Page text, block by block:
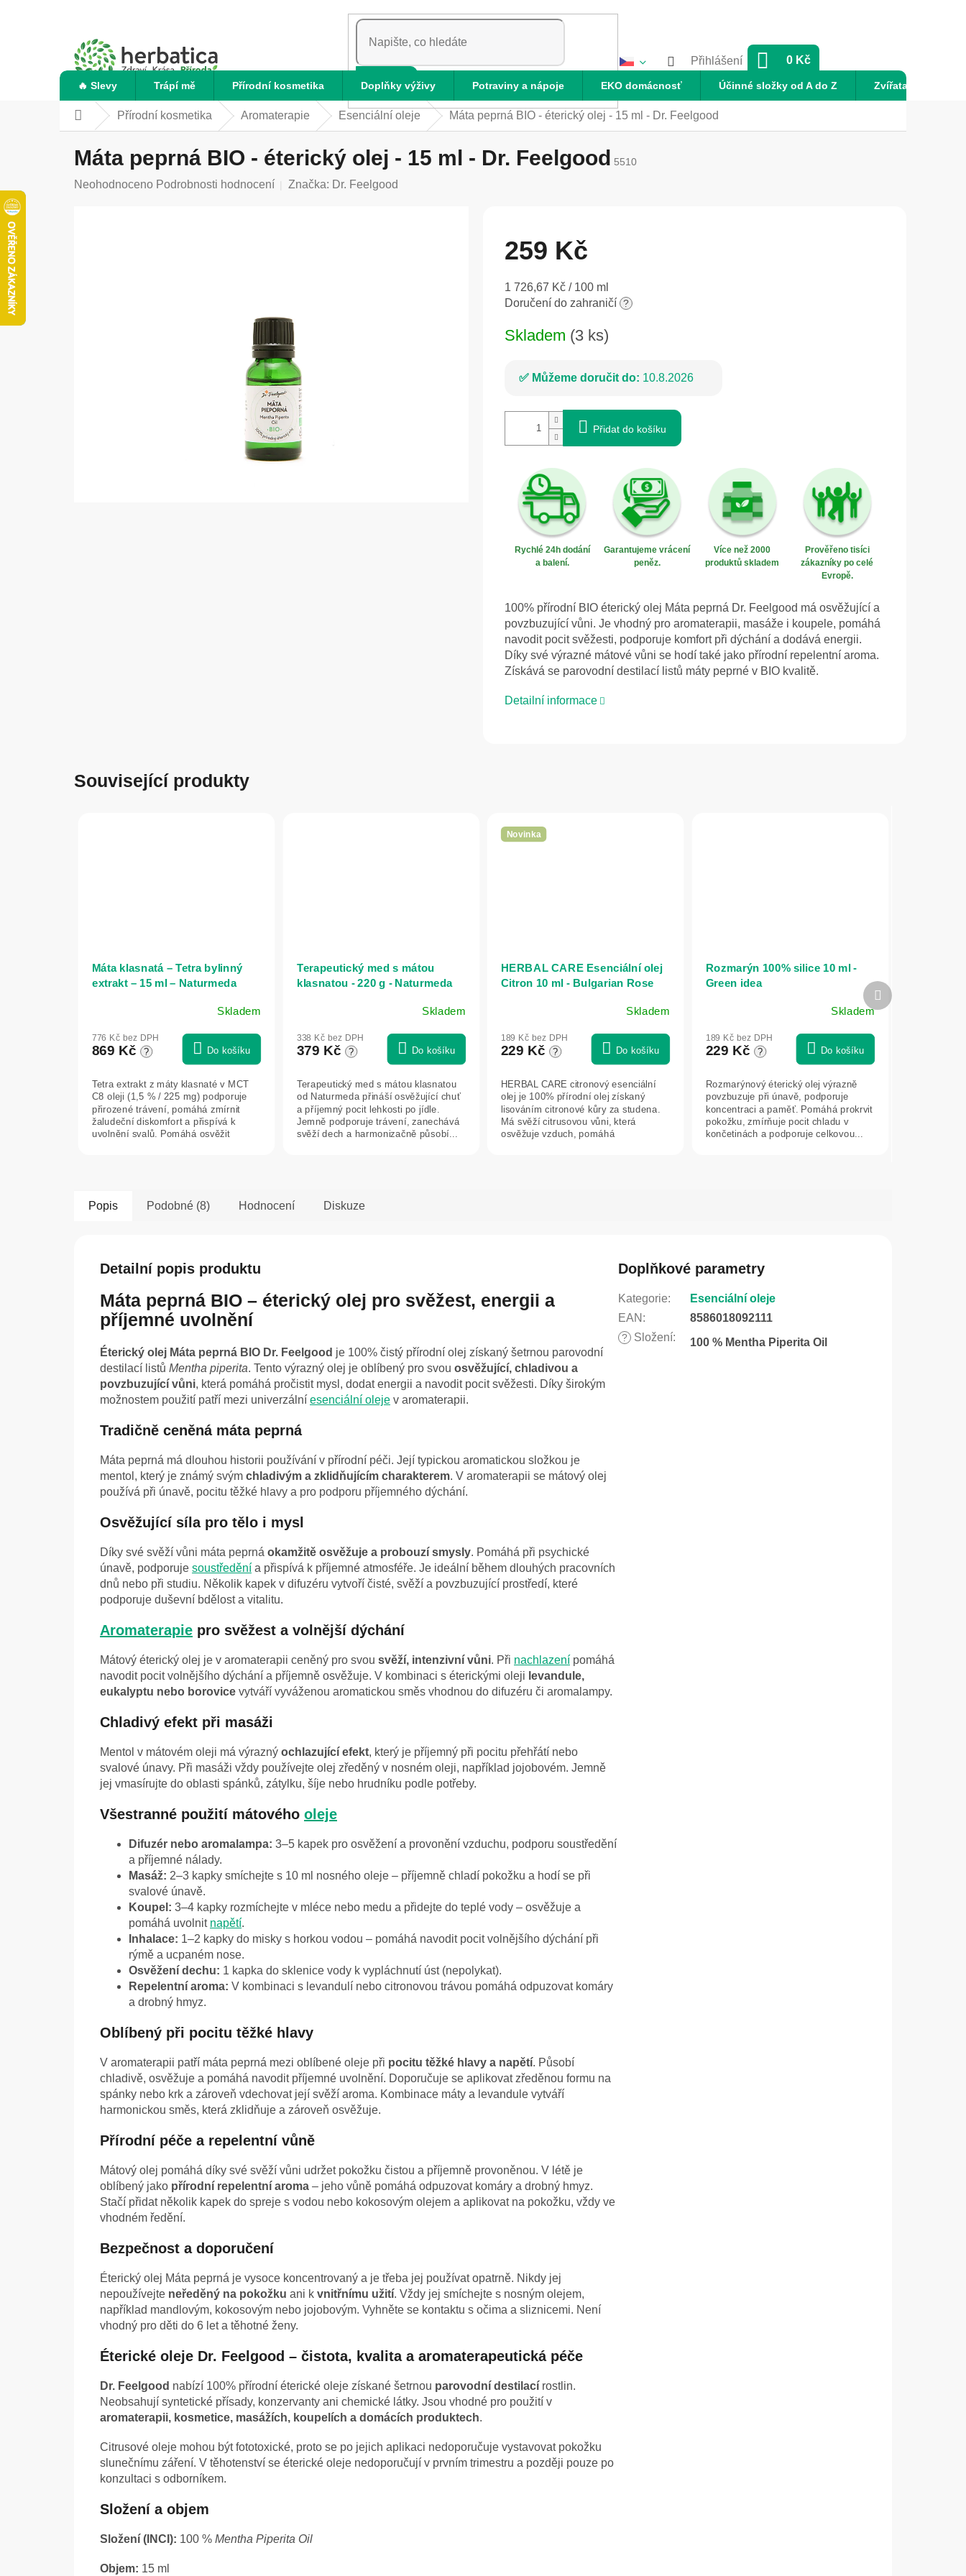
HLEDAT
Přihlášení
NÁKUPNÍ
0 Kč
🔥 Slevy Trápí mě Přírodní kosmetika Doplňky výživy Potraviny a nápoje EKO domácnosť Účinné složky od A do Z Zvířata
Domů Přírodní kosmetika Aromaterapie Esenciální oleje Máta peprná BIO - éterický olej - 15 ml - Dr. Feelgood
Máta peprná BIO - éterický olej - 15 ml - Dr. Feelgood 5510
Průměrné
Neohodnoceno Podrobnosti hodnocení Značka: Dr. Feelgood
259 Kč
Měrná
cena:
1 726,67 Kč / 100 ml
Doručení do zahraničí ?
Skladem (3 ks)
Můžeme doručit do: 10.8.2026
Přidat do košíku
Rychlé 24h dodání
a balení.
Garantujeme vrácení
peněz.
Více než 2000
produktů skladem
Prověřeno tisíci
zákazníky po celé
Evropě.
100% přírodní BIO éterický olej Máta peprná Dr. Feelgood má osvěžující a
povzbuzující vůni. Je vhodný pro aromaterapii, masáže i koupele, pomáhá
navodit pocit svěžesti, podporuje komfort při dýchání a dodává energii.
Díky své výrazné mátové vůni se hodí také jako přírodní repelentní aroma.
Získává se parovodní destilací listů máty peprné v BIO kvalitě.
Detailní informace
Související produkty
Máta klasnatá – Tetra bylinný
extrakt – 15 ml – Naturmeda
Skladem
776 Kč bez DPH
869 Kč ? Do košíku
Tetra extrakt z máty klasnaté v MCT
C8 oleji (1,5 % / 225 mg) podporuje
přirozené trávení, pomáhá zmírnit
žaludeční diskomfort a přispívá k
uvolnění svalů. Pomáhá osvěžit
Terapeutický med s mátou
klasnatou - 220 g - Naturmeda
Skladem
338 Kč bez DPH
379 Kč ? Do košíku
Terapeutický med s mátou klasnatou
od Naturmeda přináší osvěžující chuť
a příjemný pocit lehkosti po jídle.
Jemně podporuje trávení, zanechává
svěží dech a harmonizačně působí...
Novinka
HERBAL CARE Esenciální olej
Citron 10 ml - Bulgarian Rose
Skladem
189 Kč bez DPH
229 Kč ? Do košíku
HERBAL CARE citronový esenciální
olej je 100% přírodní olej získaný
lisováním citronové kůry za studena.
Má svěží citrusovou vůni, která
osvěžuje vzduch, pomáhá
Rozmarýn 100% silice 10 ml -
Green idea
Skladem
189 Kč bez DPH
229 Kč ? Do košíku
Rozmarýnový éterický olej výrazně
povzbuzuje při únavě, podporuje
koncentraci a paměť. Pomáhá prokrvit
pokožku, zmírňuje pocit chladu v
končetinách a podporuje celkovou...
Další
produkt
Popis Podobné (8) Hodnocení Diskuze
Detailní popis produktu
Máta peprná BIO – éterický olej pro svěžest, energii a
příjemné uvolnění
Éterický olej Máta peprná BIO Dr. Feelgood je 100% čistý přírodní olej získaný šetrnou parovodní
destilací listů Mentha piperita. Tento výrazný olej je oblíbený pro svou osvěžující, chladivou a
povzbuzující vůni, která pomáhá pročistit mysl, dodat energii a navodit pocit svěžesti. Díky širokým
možnostem použití patří mezi univerzální esenciální oleje v aromaterapii.
Tradičně ceněná máta peprná
Máta peprná má dlouhou historii používání v přírodní péči. Její typickou aromatickou složkou je
mentol, který je známý svým chladivým a zklidňujícím charakterem. V aromaterapii se mátový olej
používá při únavě, pocitu těžké hlavy a pro podporu příjemného dýchání.
Osvěžující síla pro tělo i mysl
Díky své svěží vůni máta peprná okamžitě osvěžuje a probouzí smysly. Pomáhá při psychické
únavě, podporuje soustředění a přispívá k příjemné atmosféře. Je ideální během dlouhých pracovních
dnů nebo při studiu. Několik kapek v difuzéru vytvoří čisté, svěží a povzbuzující prostředí, které
podporuje duševní bdělost a vitalitu.
Aromaterapie pro svěžest a volnější dýchání
Mátový éterický olej je v aromaterapii ceněný pro svou svěží, intenzivní vůni. Při nachlazení pomáhá
navodit pocit volnějšího dýchání a příjemně osvěžuje. V kombinaci s éterickými oleji levandule,
eukalyptu nebo borovice vytváří vyváženou aromatickou směs vhodnou do difuzéru či aromalampy.
Chladivý efekt při masáži
Mentol v mátovém oleji má výrazný ochlazující efekt, který je příjemný při pocitu přehřátí nebo
svalové únavy. Při masáži vždy používejte olej zředěný v nosném oleji, například jojobovém. Jemně
jej vmasírujte do oblasti spánků, zátylku, šíje nebo hrudníku podle potřeby.
Všestranné použití mátového oleje
Difuzér nebo aromalampa: 3–5 kapek pro osvěžení a provonění vzduchu, podporu soustředění
a příjemné nálady.
Masáž: 2–3 kapky smíchejte s 10 ml nosného oleje – příjemně chladí pokožku a hodí se při
svalové únavě.
Koupel: 3–4 kapky rozmíchejte v mléce nebo medu a přidejte do teplé vody – osvěžuje a
pomáhá uvolnit napětí.
Inhalace: 1–2 kapky do misky s horkou vodou – pomáhá navodit pocit volnějšího dýchání při
rýmě a ucpaném nose.
Osvěžení dechu: 1 kapka do sklenice vody k vypláchnutí úst (nepolykat).
Repelentní aroma: V kombinaci s levandulí nebo citronovou trávou pomáhá odpuzovat komáry
a drobný hmyz.
Oblíbený při pocitu těžké hlavy
V aromaterapii patří máta peprná mezi oblíbené oleje při pocitu těžké hlavy a napětí. Působí
chladivě, osvěžuje a pomáhá navodit příjemné uvolnění. Doporučuje se aplikovat zředěnou formu na
spánky nebo krk a zároveň vdechovat její svěží aroma. Kombinace máty a levandule vytváří
harmonickou směs, která zklidňuje a zároveň osvěžuje.
Přírodní péče a repelentní vůně
Mátový olej pomáhá díky své svěží vůni udržet pokožku čistou a příjemně provoněnou. V létě je
oblíbený jako přírodní repelentní aroma – jeho vůně pomáhá odpuzovat komáry a drobný hmyz.
Stačí přidat několik kapek do spreje s vodou nebo kokosovým olejem a aplikovat na pokožku, vždy ve
vhodném ředění.
Bezpečnost a doporučení
Éterický olej Máta peprná je vysoce koncentrovaný a je třeba jej používat opatrně. Nikdy jej
nepoužívejte neředěný na pokožku ani k vnitřnímu užití. Vždy jej smíchejte s nosným olejem,
například mandlovým, kokosovým nebo jojobovým. Vyhněte se kontaktu s očima a sliznicemi. Není
vhodný pro děti do 6 let a těhotné ženy.
Éterické oleje Dr. Feelgood – čistota, kvalita a aromaterapeutická péče
Dr. Feelgood nabízí 100% přírodní éterické oleje získané šetrnou parovodní destilací rostlin.
Neobsahují syntetické přísady, konzervanty ani chemické látky. Jsou vhodné pro použití v
aromaterapii, kosmetice, masážích, koupelích a domácích produktech.
Citrusové oleje mohou být fototoxické, proto se po jejich aplikaci nedoporučuje vystavovat pokožku
slunečnímu záření. V těhotenství se éterické oleje nedoporučují v prvním trimestru a později pouze po
konzultaci s odborníkem.
Složení a objem
Složení (INCI): 100 % Mentha Piperita Oil
Objem: 15 ml
Doplňkové parametry
Kategorie:
Esenciální oleje
EAN : 8586018092111
? Složení: 100 % Mentha Piperita Oil